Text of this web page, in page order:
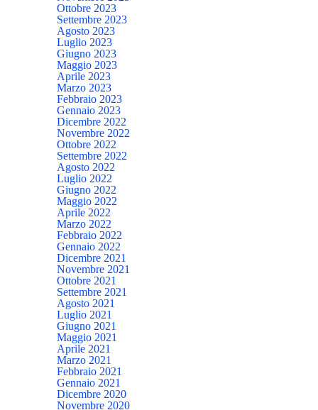
Ottobre 2023
Settembre 2023
Agosto 2023
Luglio 2023
Giugno 2023
Maggio 2023
Aprile 2023
Marzo 2023
Febbraio 2023
Gennaio 2023
Dicembre 2022
Novembre 2022
Ottobre 2022
Settembre 2022
Agosto 2022
Luglio 2022
Giugno 2022
Maggio 2022
Aprile 2022
Marzo 2022
Febbraio 2022
Gennaio 2022
Dicembre 2021
Novembre 2021
Ottobre 2021
Settembre 2021
Agosto 2021
Luglio 2021
Giugno 2021
Maggio 2021
Aprile 2021
Marzo 2021
Febbraio 2021
Gennaio 2021
Dicembre 2020
Novembre 2020